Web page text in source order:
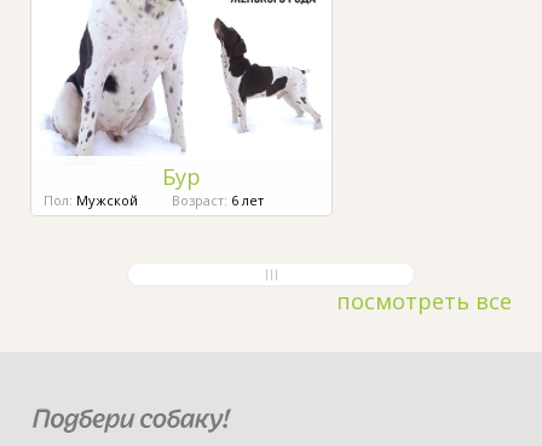
Бур
Пол: Мужской Возраст: 6 лет
посмотреть все